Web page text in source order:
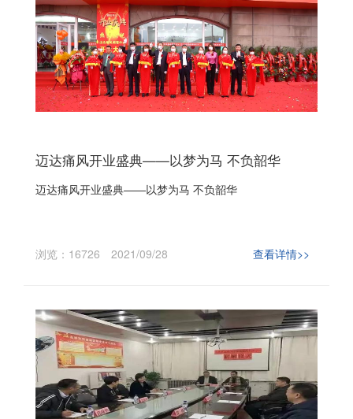
迈达痛风开业盛典——以梦为马 不负韶华
迈达痛风开业盛典——以梦为马 不负韶华
浏览：16726 2021/09/28 查看详情>>